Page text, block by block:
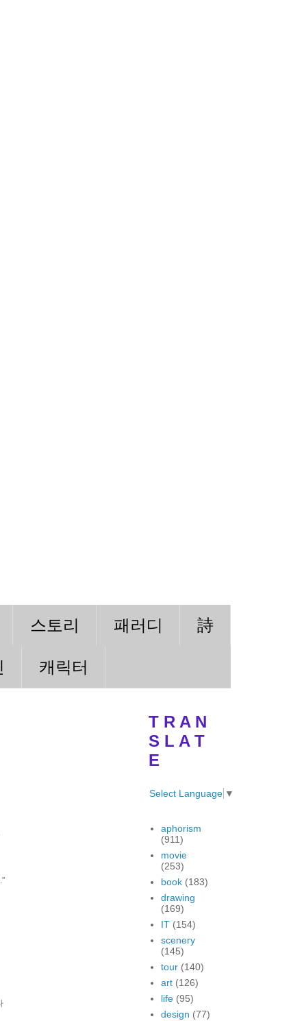
스토리 패러디 詩
캐릭터
T R A N
S L A T
E
Select Language ▼
aphorism
(911)
movie
(253)
book (183)
drawing
(169)
IT (154)
scenery
(145)
tour (140)
art (126)
life (95)
design (77)